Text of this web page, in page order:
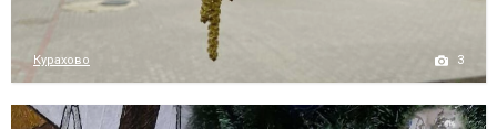
Курахово 3